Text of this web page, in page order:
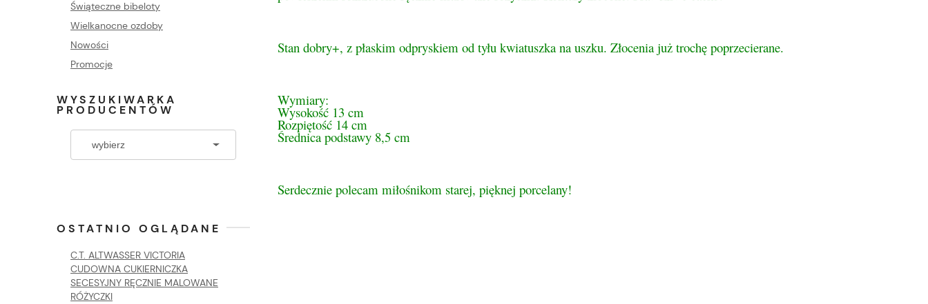
Świąteczne bibeloty
Wielkanocne ozdoby
Nowości
Promocje
WYSZUKIWARKA
PRODUCENTÓW
OSTATNIO OGLĄDANE
C.T. ALTWASSER VICTORIA
CUDOWNA CUKIERNICZKA
SECESYJNY RĘCZNIE MALOWANE
RÓŻYCZKI
Stan dobry+, z płaskim odpryskiem od tyłu kwiatuszka na uszku. Złocenia już trochę poprzecierane.
Wymiary:
Wysokość 13 cm
Rozpiętość 14 cm
Średnica podstawy 8,5 cm
Serdecznie polecam miłośnikom starej, pięknej porcelany!